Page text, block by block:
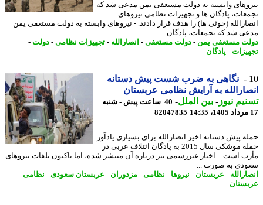
وابسته به دولت مستعفی یمن مدعی شد که
پادگان ها و تجهیزات نظامی نیروهای
(حوثی ها) را هدف قرار دادند. - نیروهای وابسته به دولت مستعفی یمن
شد که تجمعات، پادگان ...
مستعفی یمن -دولت مستعفی-انصارالله-تجهیزات نظامی-دولت-
- پادگان
نگاهی به ضرب شست پیش دستانه
به آرایش نظامی عربستان
نیوز-بین الملل-
40 ساعت پیش - شنبه
82047835
پیش دستانه اخیر انصارالله برای بسیاری یادآور
حمله موشکی سال 2015 به پادگان ائتلاف عربی در
است. - اخبار غیررسمی نیز درباره آن منتشر شده، اما تاکنون تلفات نیروهای
به صورت ...
-عربستان-نیروها-نظامی-مزدوران- عربستان سعودی-نظامی